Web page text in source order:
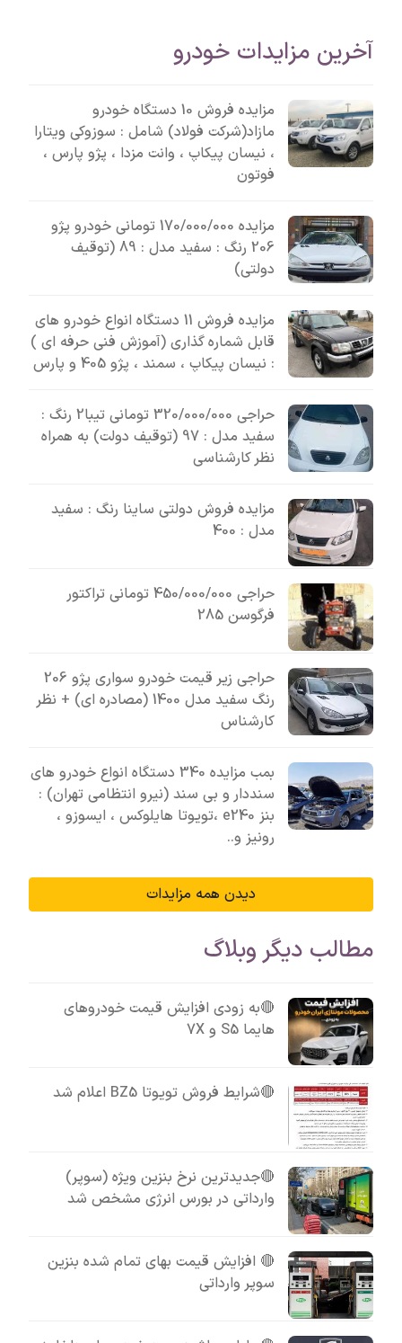
آخرین مزایدات خودرو
مزایده فروش 10 دستگاه خودرو
مازاد(شرکت فولاد) شامل : سوزوکی ویتارا
، نیسان پیکاپ ، وانت مزدا ، پژو پارس ،
فوتون
مزایده 170/000/000 تومانی خودرو پژو
206 رنگ : سفید مدل : 89 (توقیف
دولتی)
مزایده فروش 11 دستگاه انواع خودرو های
قابل شماره گذاری (آموزش فنی حرفه ای )
: نیسان پیکاپ ، سمند ، پژو 405 و پارس
حراجی 320/000/000 تومانی تیبا2 رنگ :
سفید مدل : 97 (توقیف دولت) به همراه
نظر کارشناسی
مزایده فروش دولتی ساینا رنگ : سفید
مدل : 400
حراجی 450/000/000 تومانی تراکتور
فرگوسن 285
حراجی زیر قیمت خودرو سواری پژو 206
رنگ سفید مدل 1400 (مصادره ای) + نظر
کارشناس
بمب مزایده 340 دستگاه انواع خودرو های
سنددار و بی سند (نیرو انتظامی تهران) :
بنز e240 ،تویوتا هایلوکس ، ایسوزو ،
رونیز و..
دیدن همه مزایدات
مطالب دیگر وبلاگ
🔴به زودی افزایش قیمت خودروهای
هایما S5 و 7X
🔴شرایط فروش تویوتا BZ5 اعلام شد
🔴جدیدترین نرخ بنزین ویژه (سوپر)
وارداتی در بورس انرژی مشخص شد
🔴 افزایش قیمت بهای تمام شده بنزین
سوپر وارداتی